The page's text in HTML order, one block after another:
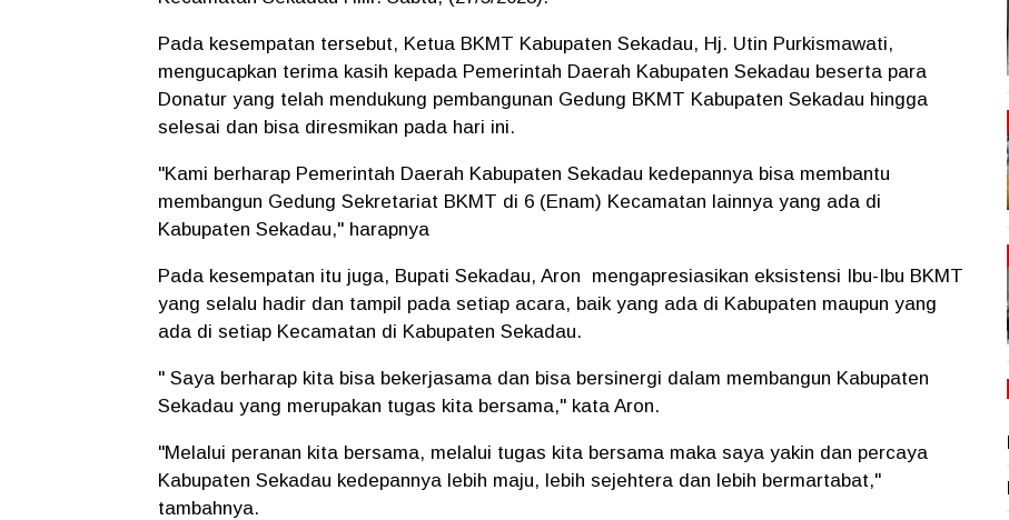
Pada kesempatan tersebut, Ketua BKMT Kabupaten Sekadau, Hj. Utin Purkismawati,
mengucapkan terima kasih kepada Pemerintah Daerah Kabupaten Sekadau beserta para
Donatur yang telah mendukung pembangunan Gedung BKMT Kabupaten Sekadau hingga
selesai dan bisa diresmikan pada hari ini.
"Kami berharap Pemerintah Daerah Kabupaten Sekadau kedepannya bisa membantu
membangun Gedung Sekretariat BKMT di 6 (Enam) Kecamatan lainnya yang ada di
Kabupaten Sekadau," harapnya
Pada kesempatan itu juga, Bupati Sekadau, Aron mengapresiasikan eksistensi Ibu-Ibu BKMT
yang selalu hadir dan tampil pada setiap acara, baik yang ada di Kabupaten maupun yang
ada di setiap Kecamatan di Kabupaten Sekadau.
" Saya berharap kita bisa bekerjasama dan bisa bersinergi dalam membangun Kabupaten
Sekadau yang merupakan tugas kita bersama," kata Aron.
"Melalui peranan kita bersama, melalui tugas kita bersama maka saya yakin dan percaya
Kabupaten Sekadau kedepannya lebih maju, lebih sejehtera dan lebih bermartabat,"
tambahnya.